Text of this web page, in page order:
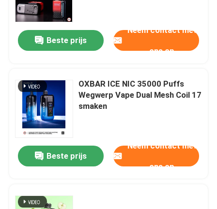
Beste prijs
Neem contact met
ons op
OXBAR ICE NIC 35000 Puffs
Wegwerp Vape Dual Mesh Coil 17
smaken
Beste prijs
Neem contact met
ons op